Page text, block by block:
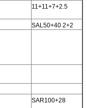
11+11+7+2.5
SAL50+40 2+2
SAR100+28